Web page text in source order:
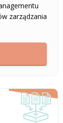
zarządzania